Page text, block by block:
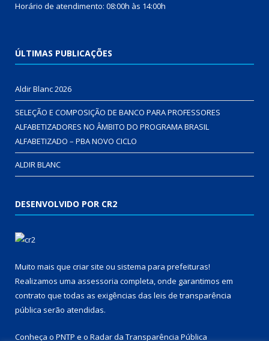
Horário de atendimento: 08:00h às 14:00h
ÚLTIMAS PUBLICAÇÕES
Aldir Blanc 2026
SELEÇÃO E COMPOSIÇÃO DE BANCO PARA PROFESSORES
ALFABETIZADORES NO ÂMBITO DO PROGRAMA BRASIL
ALFABETIZADO – PBA NOVO CICLO
ALDIR BLANC
DESENVOLVIDO POR CR2
Muito mais que criar site ou sistema para prefeituras!
Realizamos uma assessoria completa, onde garantimos em
contrato que todas as exigências das leis de transparência
pública serão atendidas.
Conheça o PNTP e o Radar da Transparência Pública